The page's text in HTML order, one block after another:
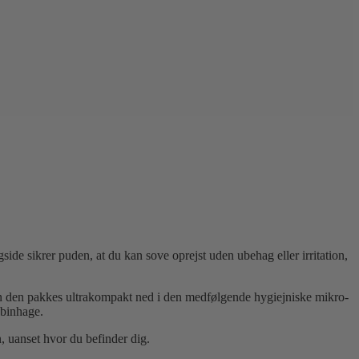
sikrer puden, at du kan sove oprejst uden ubehag eller irritation,
pakkes ultrakompakt ned i den medfølgende hygiejniske mikro-
uanset hvor du befinder dig.